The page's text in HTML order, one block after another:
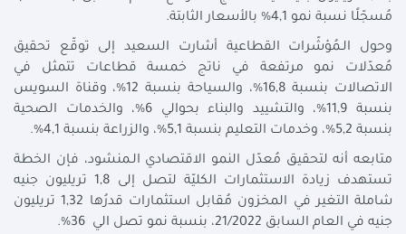
مُسجّلًا نسبة نمو 4,1% بالأسعار الثابتة.
وحول الـمُؤشّرات القطاعية أشارت السعيد إلى توقّع تحقيق
مُعدّلات نمو مرتفعة في ناتج خمسة قطاعات تتمثل في
الاتصالات بنسبة 16,8%، والسياحة بنسبة 12%، وقناة السويس
بنسبة 11,9%، والتشييد والبناء بحوالي 6%، والخدمات الصحية
بنسبة 5,2%، وخدمات التعليم بنسبة 5,1%، والزراعة بنسبة 4,1%.
متابعه أنه لتحقيق مُعدّل النمو الاقتصادي الـمنشود، فإن الخطة
تستهدف زيادة الاستثمارات الكليّة لتصل إلى 1,8 تريليون جنيه
شاملة التغير في المخزون مُقابل استثمارات قدرُها 1,32 تريليون
جنيه في العام السابق 21/2022، بنسبة نمو تصل الي 36%.